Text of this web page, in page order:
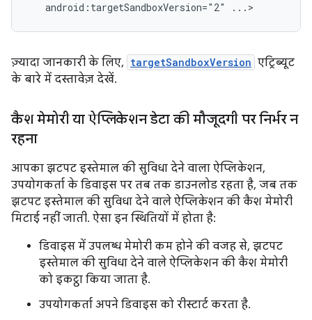
android:targetSandboxVersion="2"
ज़्यादा जानकारी के लिए, targetSandboxVersion एट्रिब्यूट
के बारे में दस्तावेज़ देखें.
कैश मेमोरी या ऐप्लिकेशन डेटा की मौजूदगी पर निर्भर न
रहना
आपका झटपट इस्तेमाल की सुविधा देने वाला ऐप्लिकेशन,
उपयोगकर्ता के डिवाइस पर तब तक डाउनलोड रहता है, जब तक
झटपट इस्तेमाल की सुविधा देने वाले ऐप्लिकेशन की कैश मेमोरी
मिटाई नहीं जाती. ऐसा इन स्थितियों में होता है:
डिवाइस में उपलब्ध मेमोरी कम होने की वजह से, झटपट
इस्तेमाल की सुविधा देने वाले ऐप्लिकेशन की कैश मेमोरी
को इकट्ठा किया जाता है.
उपयोगकर्ता अपने डिवाइस को रीस्टार्ट करता है.